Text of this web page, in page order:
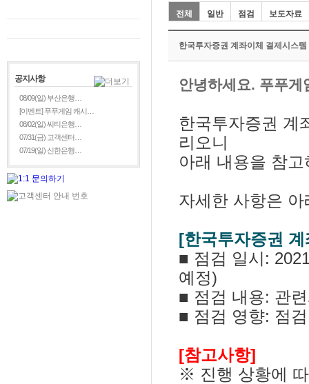
공지사항
08/09(일) 부산은행…
[이벤트] 푸푸게임 캐시…
08/02(일) 씨티은행…
07/31(금) 고객센터…
07/19(일) 신한은행…
전체 일반 점검 보도자료
한국투자증권 계좌이체 결제시스
안녕하세요. 푸푸게
한국투자증권 계
리오니
아래 내용을 참
자세한 사항은
[한국투자증권
■ 점검 일시:
예정)
■ 점검 내용: 관
■ 점검 영향: 점
[참고사항]
※ 진행 상황에